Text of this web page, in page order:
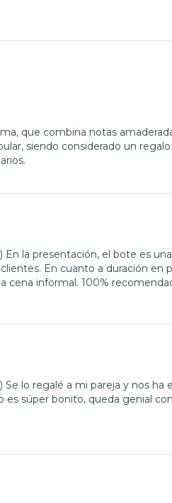
que combina notas
siendo considerado un
la presentación, el bote es
En cuanto a duración en
cena informal. 100%
lo regalé a mi pareja y nos ha
es súper bonito, queda genial